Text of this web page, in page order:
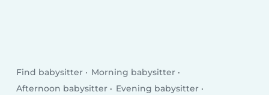
Find babysitter
Morning babysitter
Afternoon babysitter
Evening babysitter